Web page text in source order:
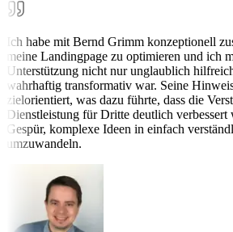
Ich habe mit Bernd Grimm konzeptionell
meine Landingpage zu optimieren und ich
Unterstützung nicht nur unglaublich
wahrhaftig transformativ war. Seine
zielorientiert, was dazu führte, dass die
Dienstleistung für Dritte deutlich verbessert
Gespür, komplexe Ideen in einfach
umzuwandeln.